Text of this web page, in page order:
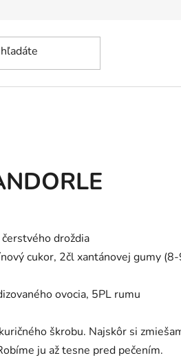
droždia
cukor, 2čl xantánovej gumy
ovocia, 5PL rumu
škrobu. Najskôr si
ju až tesne pred pečením.